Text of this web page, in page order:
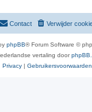
Verwijder
Contact
phpBB® Forum Software ©
vertaling door
Privacy | Gebruikersvoorwaarden